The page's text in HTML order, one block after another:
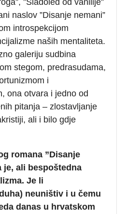
naslov ”Disanje nemani”
introspekcijom
naših mentaliteta.
galeriju sudbina
stegom, predrasudama,
i
ona otvara i jedno od
pitanja – zlostavljanje
ali i bilo gdje
romana ”Disanje
je, ali bespoštedna
Je li
neuništiv i u čemu
danas u hrvatskom